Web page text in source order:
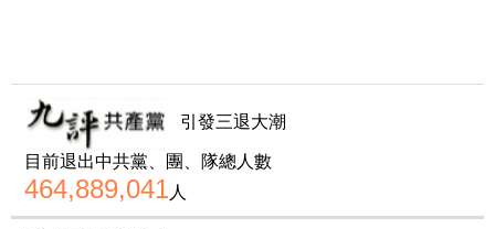
引發三退大潮
目前退出中共黨、團、隊總人數
464,889,041人